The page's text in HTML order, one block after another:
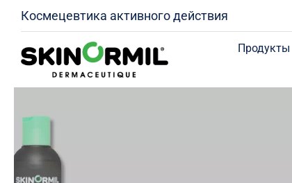
content
Космецевтика активного действия
Продукты